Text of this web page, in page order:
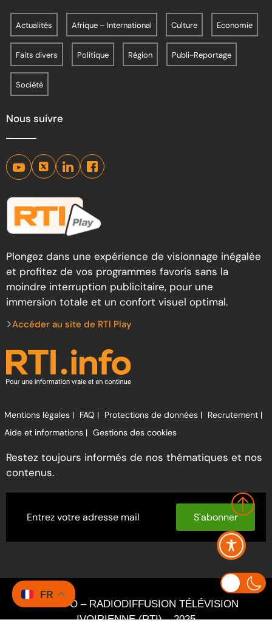
Actualités Afrique – International Culture Economie
Faits divers Politique Région Publi-Reportage
Société
Nous suivre
Plongez dans une expérience de visionnage inégalée
et profitez de vos programmes favoris sans la
moindre interruption publicitaire, pour une
immersion totale et un confort visuel optimal.
Accéder au site de RTI Play
Mentions légales | FAQ | Protections de données | Recrutement |
Aide et informations | Gestions des cookies
Restez toujours informés de nos thématiques et nos
contenus.
S'abonner
RTI INFO – RADIODIFFUSION TÉLÉVISION
IVOIRIENNE (RTI) – 2025
FR